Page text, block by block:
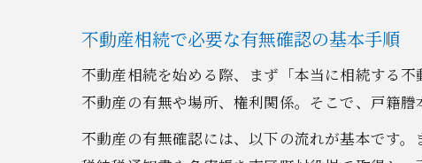
不動産相続で必要な有無確認の基本手順
不動産相続を始める際、まず「本当に相続する
不動産の有無や場所、権利関係。そこで、戸籍
不動産の有無確認には、以下の流れが基本です